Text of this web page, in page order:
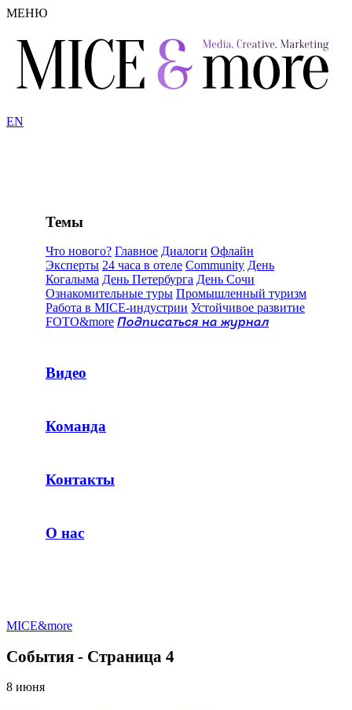
МЕНЮ
EN
Темы
Что нового? Главное Диалоги Офлайн
Эксперты 24 часа в отеле Community День
Когалыма День Петербурга День Сочи
Ознакомительные туры Промышленный туризм
Работа в MICE-индустрии Устойчивое развитие
FOTO&more Подписаться на журнал
Видео
Команда
Контакты
О нас
MICE&more
События - Страница 4
8 июня